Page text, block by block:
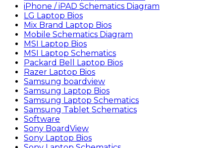
iPhone / iPAD Schematics Diagram
LG Laptop Bios
Mix Brand Laptop Bios
Mobile Schematics Diagram
MSI Laptop Bios
MSI Laptop Schematics
Packard Bell Laptop Bios
Razer Laptop Bios
Samsung boardview
Samsung Laptop Bios
Samsung Laptop Schematics
Samsung Tablet Schematics
Software
Sony BoardView
Sony Laptop Bios